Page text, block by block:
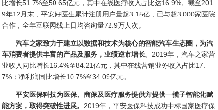
比增长51.7%至50.65亿元，其中在线医疗收入占比达16.9%。截至201
9年12月末，平安好医生累计注册用户量超3.15亿，已与超3,000家医院
合作，全年互联网线上日均咨询量72.9万人次。
汽车之家致力于建立以数据和技术为核心的智能汽车生态圈，为汽
车消费者提供丰富的产品及服务，业绩逆市增长。2019年，汽车之家营
业收入同比增长16.4%至84.21亿元，其中在线营销业务收入占比17.
7%；净利润同比增长10.7%至34.09亿元。
平安医保科技为医保、商保及医疗服务提供方提供一揽子智能化赋
能方案，取得突破性进展。 2019年，平安医保科技成功中标国家医疗保